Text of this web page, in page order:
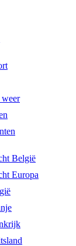
weer
België
Europa